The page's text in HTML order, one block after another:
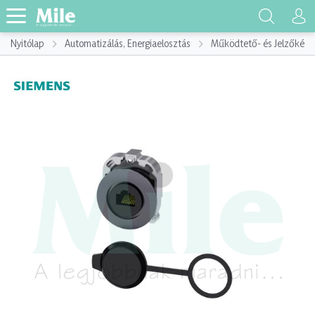
Nyitólap Automatizálás, Energiaelosztás Működtető- és